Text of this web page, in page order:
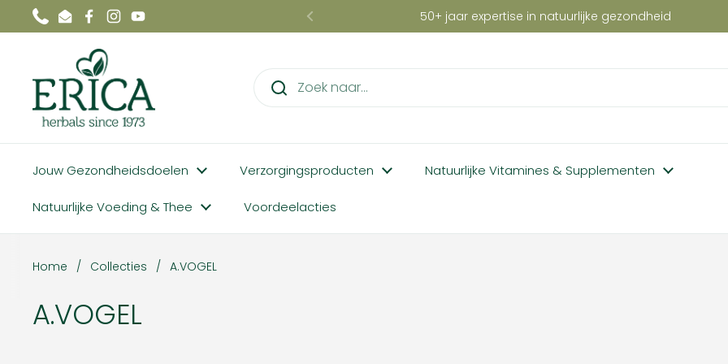
Ga naar content
PhoneEmailFacebook
Instagram
YouTube Vorige 50+ jaar expertise in natuurlijke gezondheid
Jouw Gezondheidsdoelen Verzorgingsproducten Natuurlijke Vitamines & Supplementen
Natuurlijke Voeding & Thee Voordeelacties
Home / Collecties / A.VOGEL
A.VOGEL